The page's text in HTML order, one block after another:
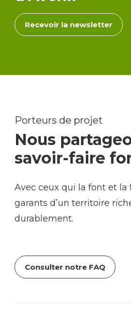
Recevoir la newsletter
Porteurs de projet
Nous
savoir-faire
Avec ceux qui la font et la
garants d’un territoire
durablement.
Consulter notre FAQ